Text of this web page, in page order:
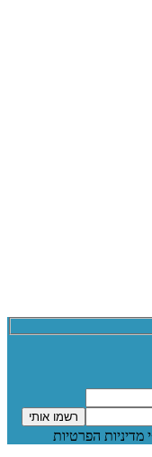
הפרטיות